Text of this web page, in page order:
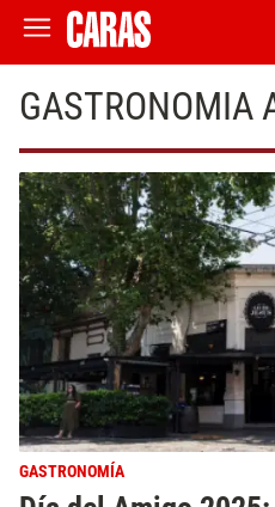
GASTRONOMIA
GASTRONOMÍA